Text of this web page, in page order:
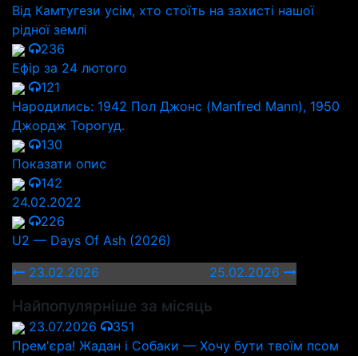
Від Камтугези усім, хто стоїть на захисті нашої
рідної землі
236
Ефір за 24 лютого
121
Народились: 1942 Пол Джонс (Manfred Mann), 1950
Джордж Торогуд.
130
Показати опис
142
24.02.2022
226
U2 — Days Of Ash (2026)
23.02.2026
25.02.2026
Найпопулярніше за місяць
23.07.2026
351
Прем'єра! Жадан і Собаки — Хочу бути твоїм псом